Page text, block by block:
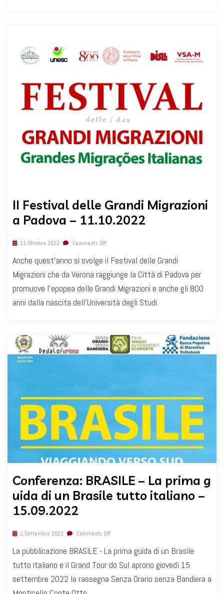
II Festival delle Grandi Migrazioni
a Padova – 11.10.2022
11 Ottobre 2022 Comments Off
Anche quest'anno si svolge il Festival delle Grandi
Migrazioni che da Verona raggiunge la Città di Padova per
promuove l'epopea delle Grandi Migrazioni e anche gli 800
anni dalla nascita dell'Università degli Studi
Conferenza: BRASILE – La prima g
uida di un Brasile tutto italiano –
15.09.2022
1 Settembre 2022 Comments Off
La pubblicazione BRASILE - La prima guida di un Brasile
tutto italiano e il Grand Tour do Sul aprono giovedì 15
settembre 2022 la rassegna Senza Orario senza Bandiera a